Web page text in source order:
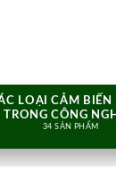
LOẠI CẢM BIẾN
TRONG CÔNG
34 SẢN PHẨM